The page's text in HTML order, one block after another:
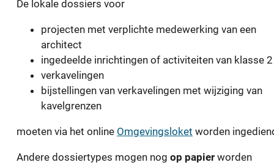
De lokale dossiers voor
projecten met verplichte medewerking van een
architect
ingedeelde inrichtingen of activiteiten van klasse 2
verkavelingen
bijstellingen van verkavelingen met wijziging van
kavelgrenzen
moeten via het online Omgevingsloket worden
Andere dossiertypes mogen nog op papier worden